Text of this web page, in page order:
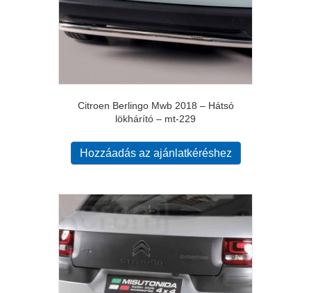
Citroen Berlingo Mwb 2018 – Hátsó
lökhárító – mt-229
Hozzáadás az ajánlatkéréshez